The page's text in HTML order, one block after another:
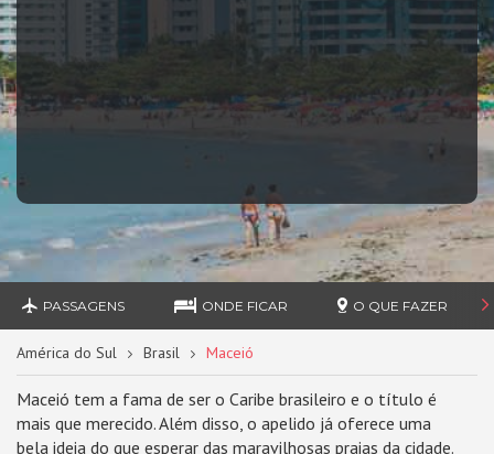
PASSAGENS ONDE FICAR O QUE FAZER
América do Sul Brasil Maceió
Maceió tem a fama de ser o Caribe brasileiro e o título é
mais que merecido. Além disso, o apelido já oferece uma
bela ideia do que esperar das maravilhosas praias da cidade.